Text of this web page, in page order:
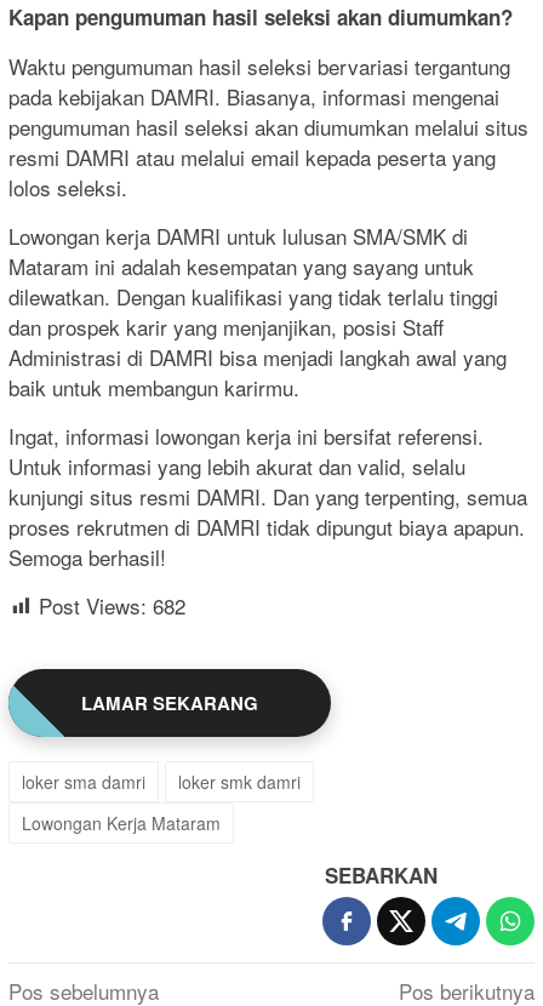
Kapan pengumuman hasil seleksi akan diumumkan?
Waktu pengumuman hasil seleksi bervariasi tergantung
pada kebijakan DAMRI. Biasanya, informasi mengenai
pengumuman hasil seleksi akan diumumkan melalui situs
resmi DAMRI atau melalui email kepada peserta yang
lolos seleksi.
Lowongan kerja DAMRI untuk lulusan SMA/SMK di
Mataram ini adalah kesempatan yang sayang untuk
dilewatkan. Dengan kualifikasi yang tidak terlalu tinggi
dan prospek karir yang menjanjikan, posisi Staff
Administrasi di DAMRI bisa menjadi langkah awal yang
baik untuk membangun karirmu.
Ingat, informasi lowongan kerja ini bersifat referensi.
Untuk informasi yang lebih akurat dan valid, selalu
kunjungi situs resmi DAMRI. Dan yang terpenting, semua
proses rekrutmen di DAMRI tidak dipungut biaya apapun.
Semoga berhasil!
Post Views: 682
LAMAR SEKARANG
loker sma damri
loker smk damri
Lowongan Kerja Mataram
SEBARKAN
Navigasi
Pos sebelumnya
Pos berikutnya